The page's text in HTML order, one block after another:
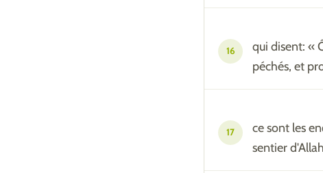
16
qui disent: «
péchés, et
17
ce sont les
sentier